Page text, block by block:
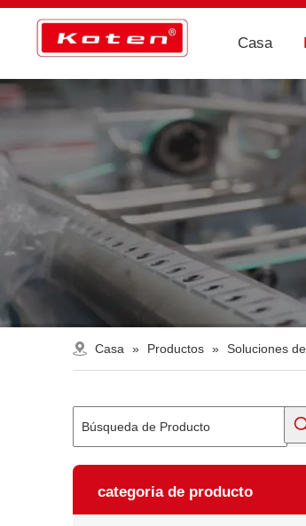
Casa
Casa » Productos » Soluciones
categoria de producto